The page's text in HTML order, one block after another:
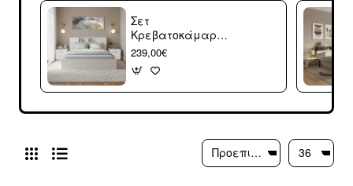
Σετ
Κρεβατοκάμαρας
Olympus White με
Κρεβάτι 140x200εκ
Σετ 3τεμ
239,00€